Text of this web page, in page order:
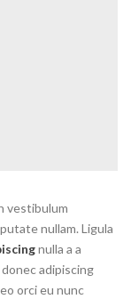
vestibulum
nullam. Ligula
nulla a a
adipiscing
orci eu nunc